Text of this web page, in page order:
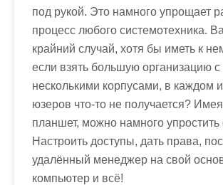
под рукой. Это намного упрощает
процесс любого системотехника.
крайний случай, хотя бы иметь к
если взять большую организацию с
несколькими корпусами, в каждом
юзеров что-то не получается?
планшет, можно намного упростить
Настроить доступы, дать права,
удалённый менеджер на свой
компьютер и всё!